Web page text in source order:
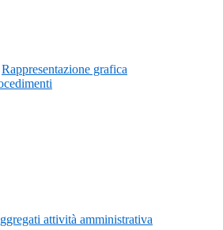
Rappresentazione grafica
attività amministrativa